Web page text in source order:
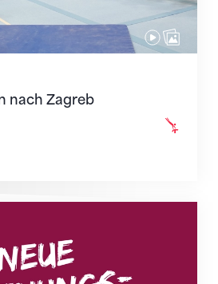
nach Zagreb
ab 1. August 2026